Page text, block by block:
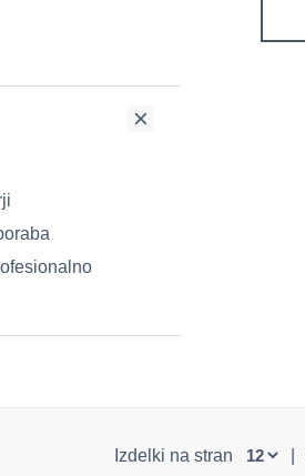
Izdelki na stran